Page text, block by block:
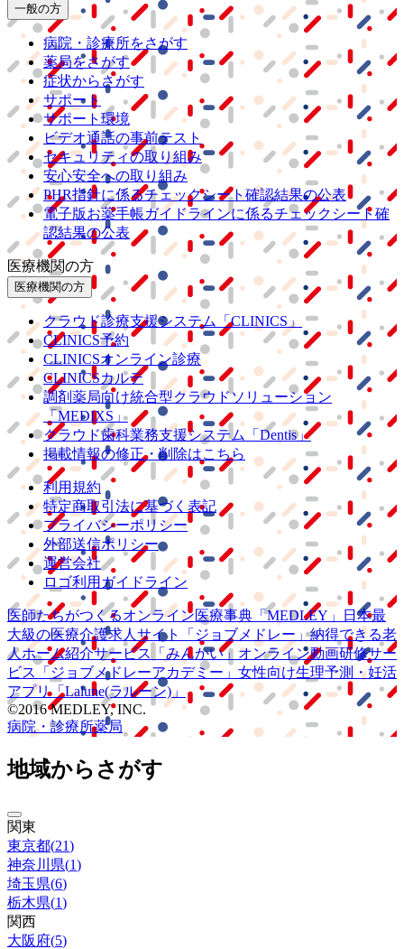
一般の方
病院・診療所をさがす
薬局をさがす
症状からさがす
サポート
サポート環境
ビデオ通話の事前テスト
セキュリティの取り組み
安心安全への取り組み
PHR指針に係るチェックシート確認結果の公表
電子版お薬手帳ガイドラインに係るチェックシート確
認結果の公表
医療機関の方
医療機関の方
クラウド診療支援システム
「CLINICS」
CLINICS予約
CLINICSオンライン診療
CLINICSカルテ
調剤薬局向け統合型クラウドソリューション
「MEDIXS」
クラウド歯科業務支援システム
「Dentis」
掲載情報の修正・削除はこちら
利用規約
特定商取引法に基づく表記
プライバシーポリシー
外部送信ポリシー
運営会社
ロゴ利用ガイドライン
医師たちがつくるオンライン医療事典 「MEDLEY」
日本最
大級の医療介護求人サイト 「ジョブメドレー」納得できる老
人ホーム紹介サービス
「みんかい」 オンライン動画研修サー
ビス
「ジョブメドレーアカデミー」 女性向け生理予測・妊活
アプリ「Lalune(ラルーン)」
©2016 MEDLEY, INC.
病院・診療所薬局
地域からさがす
関東
東京都(21)
神奈川県(1)
埼玉県(6)
栃木県(1)
関西
大阪府(5)